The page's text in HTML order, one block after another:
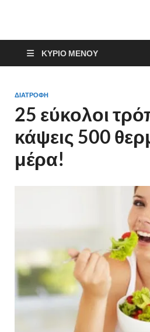
ΚΎΡΙΟ ΜΕΝΟΎ
ΔΙΑΤΡΟΦΗ
25 εύκολοι
κάψεις 500
μέρα!